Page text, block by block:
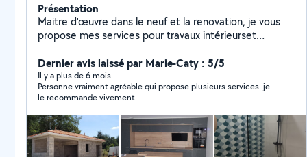
Présentation
Maitre d'œuvre dans le neuf et la renovation, je vous
propose mes services pour travaux intérieurset
Dernier avis laissé par Marie-Caty : 5/5
Il y a plus de 6 mois
Personne vraiment agréable qui propose plusieurs services. je
le recommande vivement